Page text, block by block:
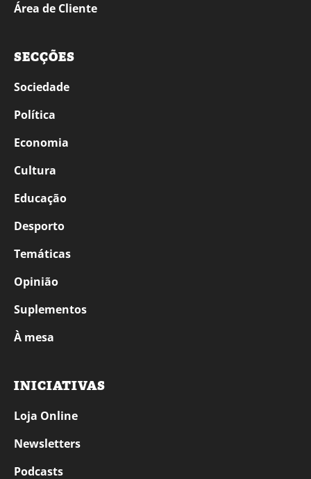
Área de Cliente
SECÇÕES
Sociedade
Política
Economia
Cultura
Educação
Desporto
Temáticas
Opinião
Suplementos
À mesa
INICIATIVAS
Loja Online
Newsletters
Podcasts